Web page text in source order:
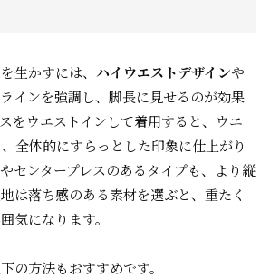
生かすには、 ハイウエストデザインや
インを強調し、脚長に見せるのが効果
をウエストインして着用すると、ウエ
全体的にすらっとした印象に仕上がり
センタープレスのあるタイプも、より縦
は落ち感のある素材を選ぶと、重たく
気になります。
の方法もおすすめです。